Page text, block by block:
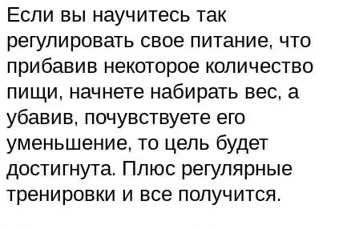
Если вы научитесь так
регулировать свое питание, что
прибавив некоторое количество
пищи, начнете набирать вес, а
убавив, почувствуете его
уменьшение, то цель будет
достигнута. Плюс регулярные
тренировки и все получится.